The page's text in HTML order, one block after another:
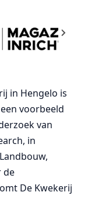
in Hengelo is
een voorbeeld
van
in
de
De Kwekerij